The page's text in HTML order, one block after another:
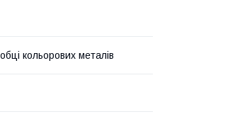
кольорових металів